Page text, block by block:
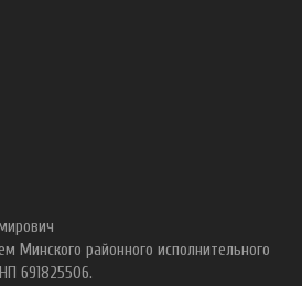
Минского районного исполнительного
691825506.